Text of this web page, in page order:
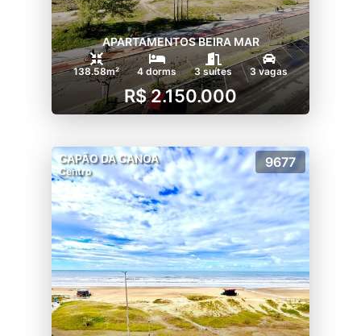
APARTAMENTOS BEIRA MAR
138.58m² 4 dorms 3 suítes 3 vagas
R$ 2.150.000
CAPÃO DA CANOA
Centro
9677